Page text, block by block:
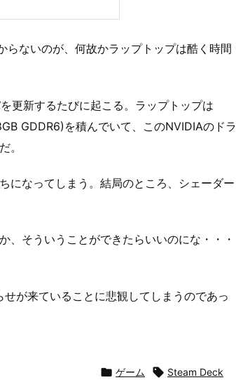
ないのが、何故かラップトップは酷く時間
更新するたびに起こる。ラップトップは
GDDR6)を積んでいて、このNVIDIAのドラ
。
になってしまう。結局のところ、シェーダー
、そういうことができたらいいのにな・・・
が来ていることに悲観してしまうのであっ
 ゲーム  Steam Deck